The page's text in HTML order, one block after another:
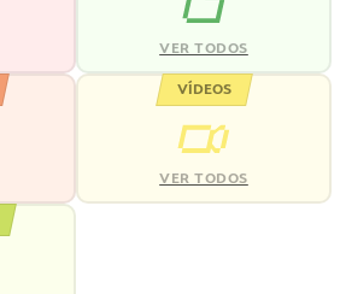
VER TODOS
VÍDEOS
VER TODOS